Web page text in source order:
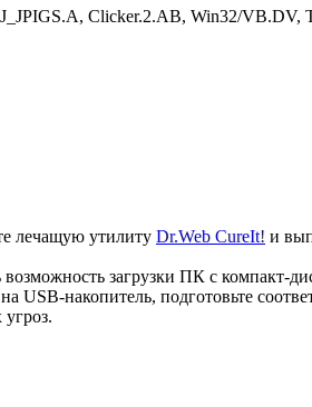
Clicker.2.AB, Win32/VB.DV,
лечащую утилиту Dr.Web CureIt! и
загрузки ПК с компакт-
на USB-накопитель, подготовьте